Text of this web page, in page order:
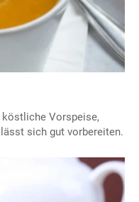
köstliche Vorspeise,
sich gut vorbereiten.